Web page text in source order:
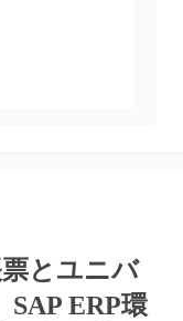
とユニバ
ERP環